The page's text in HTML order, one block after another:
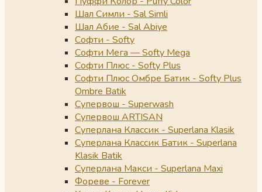
Шал Симли - Sal Simli
Шал Абие - Sal Abiye
Софти - Softy
Софти Мега — Softy Mega
Софти Плюс - Softy Plus
Софти Плюс Омбре Батик - Softy Plus
Ombre Batik
Супервош - Superwash
Супервош ARTISAN
Суперлана Классик - Superlana Klasik
Суперлана Классик Батик - Superlana
Klasik Batik
Суперлана Макси - Superlana Maxi
Фореве - Forever